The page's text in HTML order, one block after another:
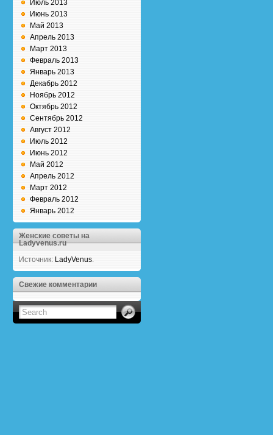
Июль 2013
Июнь 2013
Май 2013
Апрель 2013
Март 2013
Февраль 2013
Январь 2013
Декабрь 2012
Ноябрь 2012
Октябрь 2012
Сентябрь 2012
Август 2012
Июль 2012
Июнь 2012
Май 2012
Апрель 2012
Март 2012
Февраль 2012
Январь 2012
Женские советы на
Ladyvenus.ru
Источник: LadyVenus.
Свежие комментарии